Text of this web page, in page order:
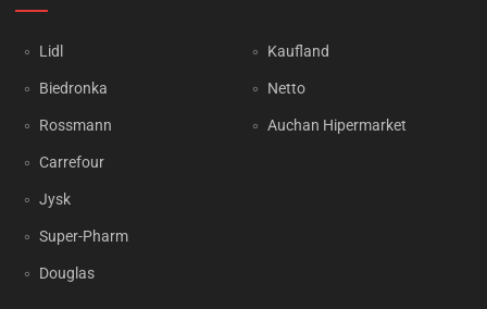
Lidl
Biedronka
Rossmann
Carrefour
Jysk
Super-Pharm
Douglas
Kaufland
Netto
Auchan Hipermarket